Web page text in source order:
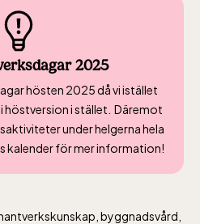
2025
hösten 2025 då vi istället
höstversion i stället. Däremot
under helgerna hela
kalender för mer information!
byggnadsvård,